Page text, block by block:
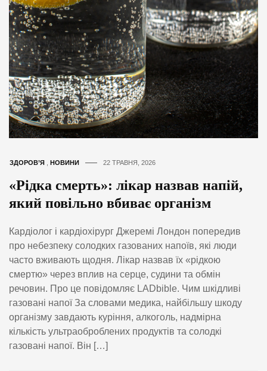
ЗДОРОВ’Я НОВИНИ 22 ТРАВНЯ, 2026
«Рідка смерть»: лікар назвав напій,
який повільно вбиває організм
Кардіолог і кардіохірург Джеремі Лондон попередив
про небезпеку солодких газованих напоїв, які люди
часто вживають щодня. Лікар назвав їх «рідкою
смертю» через вплив на серце, судини та обмін
речовин. Про це повідомляє LADbible. Чим шкідливі
газовані напої За словами медика, найбільшу шкоду
організму завдають куріння, алкоголь, надмірна
кількість ультраоброблених продуктів та солодкі
газовані напої. Він […]